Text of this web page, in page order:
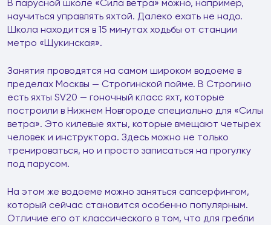
В парусной школе «Сила ветра» можно, например,
научиться управлять яхтой. Далеко ехать не надо.
Школа находится в 15 минутах ходьбы от станции
метро «Щукинская».
Занятия проводятся на самом широком водоеме в
пределах Москвы — Строгинской пойме. В Строгино
есть яхты SV20 — гоночный класс яхт, которые
построили в Нижнем Новгороде специально для «Силы
ветра». Это килевые яхты, которые вмещают четырех
человек и инструктора. Здесь можно не только
тренироваться, но и просто записаться на прогулку
под парусом.
На этом же водоеме можно заняться сапсерфингом,
который сейчас становится особенно популярным.
Отличие его от классического в том, что для гребли